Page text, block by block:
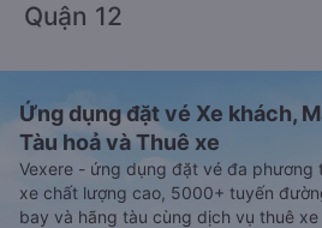
Quận 12
Ứng dụng đặt vé Xe khách,
Tàu hoả và Thuê xe
Vexere - ứng dụng đặt vé đa phương
xe chất lượng cao, 5000+ tuyến
bay và hãng tàu cùng dịch vụ thuê